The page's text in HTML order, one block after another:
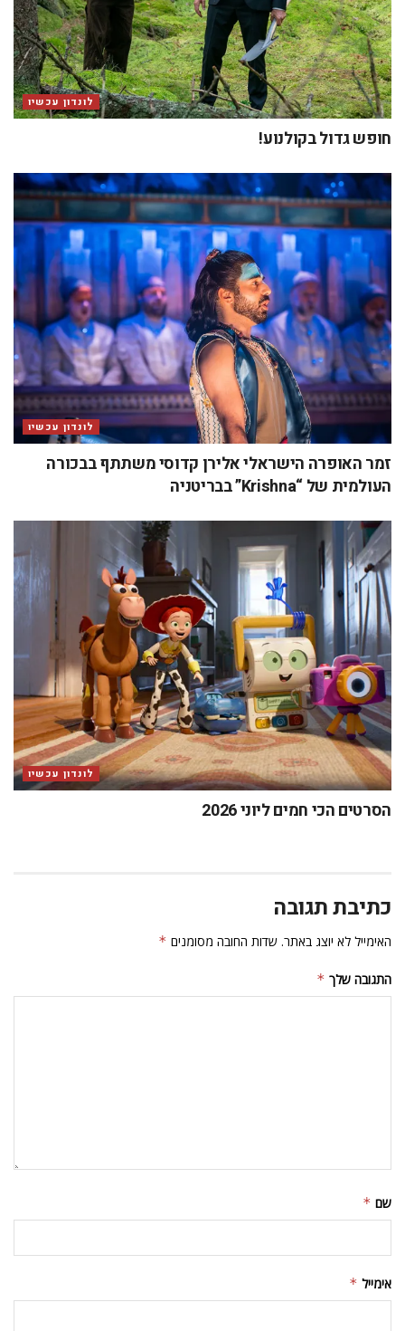
לונדון עכשיו
הסרטים הכי חמים ליוני 2026
כתיבת תגובה
האימייל לא יוצג באתר. שדות החובה מסומנים *
התגובה שלך
שם*
אימייל*
שמור בדפדפן זה את השם, האימייל והאתר שלי לפעם הבאה שאגיב.
סרטים ישראלים בפסטיבל
הקולנוע
A
A